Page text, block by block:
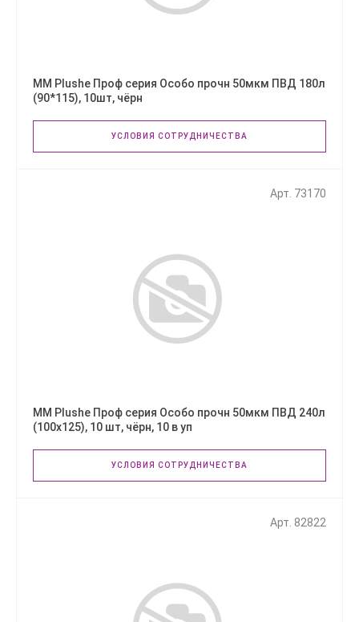
ММ Plushe Проф серия Особо прочн 50мкм ПВД 180л
(90*115), 10шт, чёрн
УСЛОВИЯ СОТРУДНИЧЕСТВА
Арт. 73170
ММ Plushe Проф серия Особо прочн 50мкм ПВД 240л
(100х125), 10 шт, чёрн, 10 в уп
УСЛОВИЯ СОТРУДНИЧЕСТВА
Арт. 82822